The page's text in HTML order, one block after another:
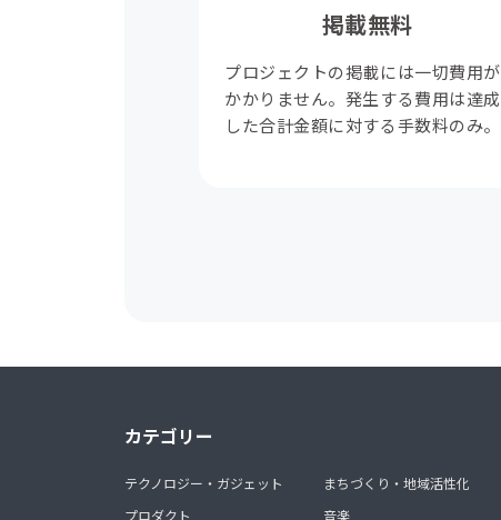
掲載無料
プロジェクトの掲載には一切費用が
かかりません。発生する費用は達成
した合計金額に対する手数料のみ。
カテゴリー
テクノロジー・ガジェット
プロダクト
まちづくり・地域活性化
音楽